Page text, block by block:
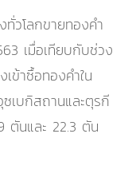
ทั่วโลกขายทองคำ
เมื่อเทียบกับช่วง
ข้าซื้อทองคำใน
เบกิสถานและตุรกี
ตันและ 22.3 ตัน